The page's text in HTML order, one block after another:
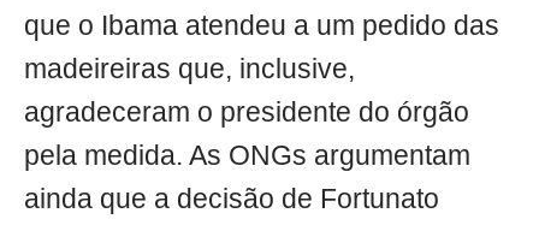
que o Ibama atendeu a um pedido das
madeireiras que, inclusive,
agradeceram o presidente do órgão
pela medida. As ONGs argumentam
ainda que a decisão de Fortunato